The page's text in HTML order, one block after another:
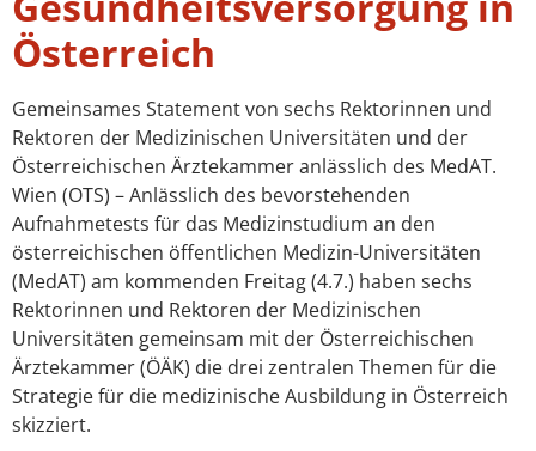
Österreich
Gemeinsames Statement von sechs Rektorinnen und
Rektoren der Medizinischen Universitäten und der
Österreichischen Ärztekammer anlässlich des MedAT.
Wien (OTS) – Anlässlich des bevorstehenden
Aufnahmetests für das Medizinstudium an den
österreichischen öffentlichen Medizin-Universitäten
(MedAT) am kommenden Freitag (4.7.) haben sechs
Rektorinnen und Rektoren der Medizinischen
Universitäten gemeinsam mit der Österreichischen
Ärztekammer (ÖÄK) die drei zentralen Themen für die
Strategie für die medizinische Ausbildung in Österreich
skizziert.